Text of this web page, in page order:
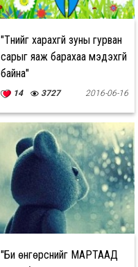
"Түүнийг харахгүй зуны гурван
сарыг яаж барахаа мэдэхгүй
байна"
14 3727 2016-06-16
"Би өнгөрснийг МАРТААД